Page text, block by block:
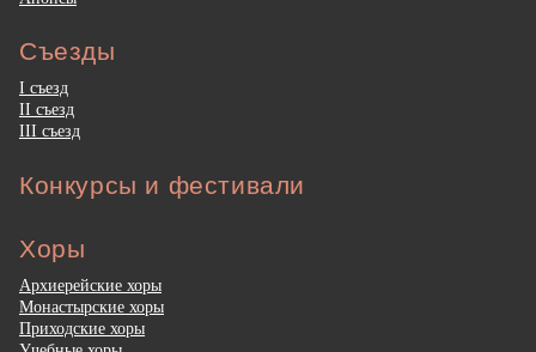
Съезды
I съезд
II съезд
III съезд
Конкурсы и фестивали
Хоры
Архиерейские хоры
Монастырские хоры
Приходские хоры